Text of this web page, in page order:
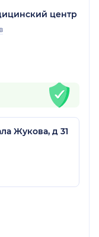
центр
Жукова, д 31